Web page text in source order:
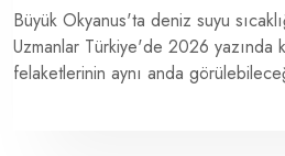
Büyük Okyanus'ta deniz suyu
Uzmanlar Türkiye'de 2026 yazında
felaketlerinin aynı anda